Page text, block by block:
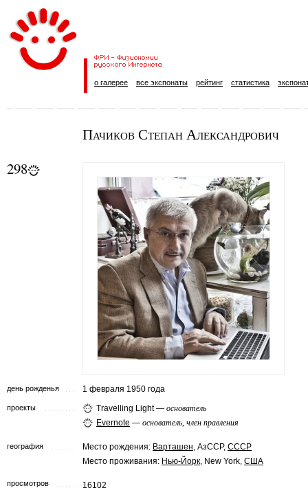
о галерее все экспонаты рейтинг статистика
Пачиков Степан Александрович
298
день рожденья 1 февраля 1950 года
проекты Travelling Light — основатель
Evernote — основатель, член правления
география Место рождения: Варташен, АзССР, СССР
Место проживания: Нью-Йорк, New York, США
просмотров 16102